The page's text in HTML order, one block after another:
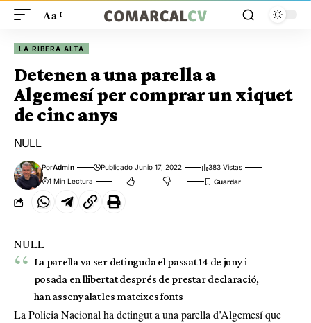
Aa
LA RIBERA ALTA
Detenen a una parella a
Algemesí per comprar un xiquet
de cinc anys
NULL
PorAdmin Publicado Junio 17, 2022
383 Vistas
1 Min Lectura
NULL
La parella va ser detinguda el passat 14 de juny i
posada en llibertat després de prestar declaració,
han assenyalat les mateixes fonts
La Policia Nacional ha detingut a una parella d’Algemesí que